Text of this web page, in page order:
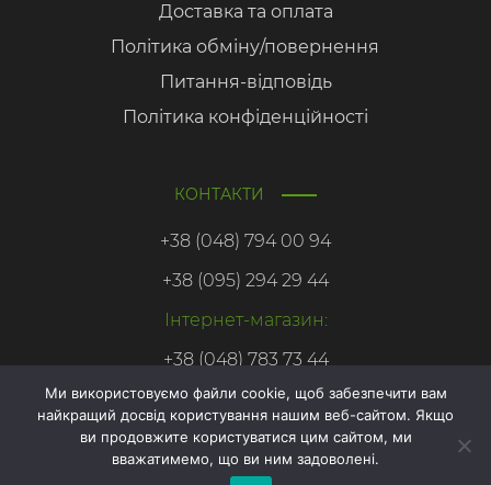
Доставка та оплата
Політика обміну/повернення
Питання-відповідь
Політика конфіденційності
КОНТАКТИ
+38 (048) 794 00 94
+38 (095) 294 29 44
Інтернет-магазин:
+38 (048) 783 73 44
Онлайн
запис
Ми використовуємо файли cookie, щоб забезпечити вам
найкращий досвід користування нашим веб-сайтом. Якщо
ви продовжите користуватися цим сайтом, ми
вважатимемо, що ви ним задоволені.